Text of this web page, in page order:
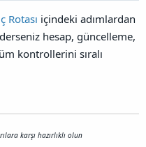
Rotası içindeki adımlardan
hesap, güncelleme,
kontrollerini sıralı
karşı hazırlıklı olun